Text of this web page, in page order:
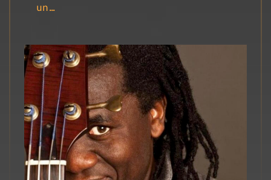
un…